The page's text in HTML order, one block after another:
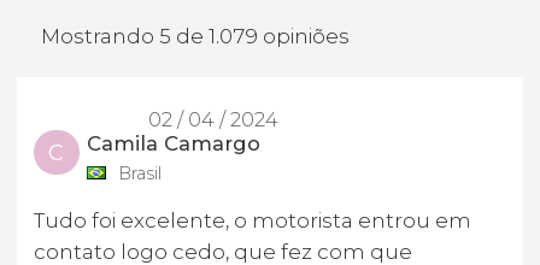
Mostrando 5 de 1.079 opiniões
02 / 04 / 2024
C Camila Camargo
Brasil
Tudo foi excelente, o motorista entrou em
contato logo cedo, que fez com que